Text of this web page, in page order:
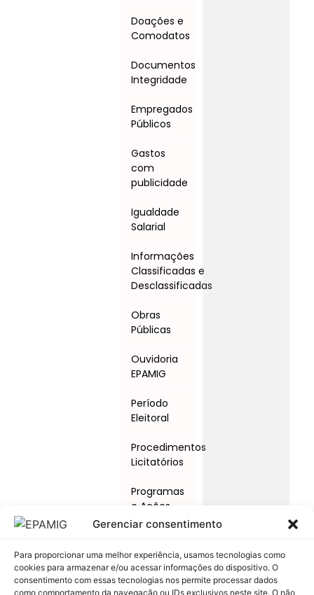
Gerenciar consentimento
Para proporcionar uma melhor experiência, usamos tecnologias como
cookies para armazenar e/ou acessar informações do dispositivo. O
consentimento com essas tecnologias nos permite processar dados
como comportamento da navegação ou IDs exclusivos neste site. O não
Doações e
Comodatos
Documentos
Integridade
Empregados
Públicos
Gastos
com
publicidade
Igualdade
Salarial
Informações
Classificadas e
Desclassificadas
Obras
Públicas
Ouvidoria
EPAMIG
Período
Eleitoral
Procedimentos
Licitatórios
Programas
e Ações
Anual de
Atividades
da